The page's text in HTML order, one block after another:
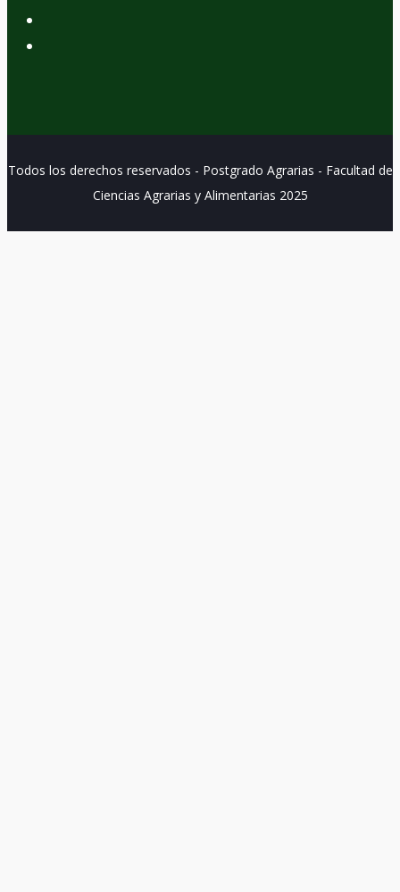
Todos los derechos reservados - Postgrado Agrarias - Facultad de
Ciencias Agrarias y Alimentarias 2025